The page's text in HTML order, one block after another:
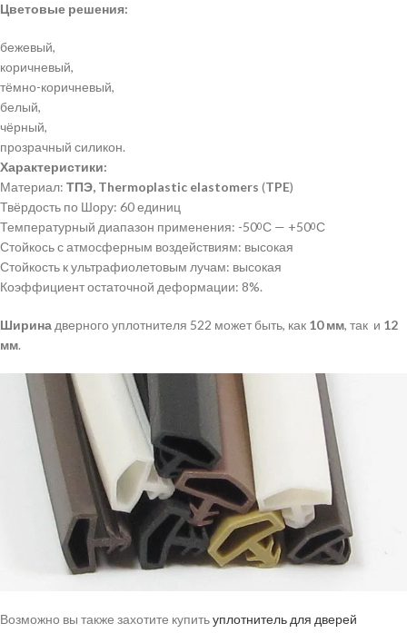
Цветовые решения:
бежевый,
коричневый,
тёмно-коричневый,
белый,
чёрный,
прозрачный силикон.
Характеристики:
Материал: ТПЭ, Thermoplastic elastomers (TPE)
Твёрдость по Шору: 60 единиц
Температурный диапазон применения: -500С — +500С
Стойкось с атмосферным воздействиям: высокая
Стойкость к ультрафиолетовым лучам: высокая
Коэффициент остаточной деформации: 8%.
Ширина дверного уплотнителя 522 может быть, как 10 мм, так и 12
мм.
Возможно вы также захотите купитьуплотнитель для дверей